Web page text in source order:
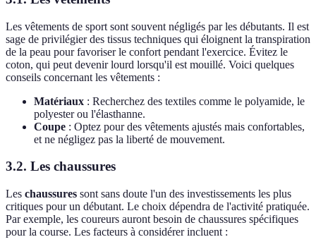
Les vêtements de sport sont souvent négligés par les débutants. Il est
sage de privilégier des tissus techniques qui éloignent la transpiration
de la peau pour favoriser le confort pendant l'exercice. Évitez le
coton, qui peut devenir lourd lorsqu'il est mouillé. Voici quelques
conseils concernant les vêtements :
Matériaux : Recherchez des textiles comme le polyamide, le
polyester ou l'élasthanne.
Coupe : Optez pour des vêtements ajustés mais confortables,
et ne négligez pas la liberté de mouvement.
3.2. Les chaussures
Les chaussures sont sans doute l'un des investissements les plus
critiques pour un débutant. Le choix dépendra de l'activité pratiquée.
Par exemple, les coureurs auront besoin de chaussures spécifiques
pour la course. Les facteurs à considérer incluent :